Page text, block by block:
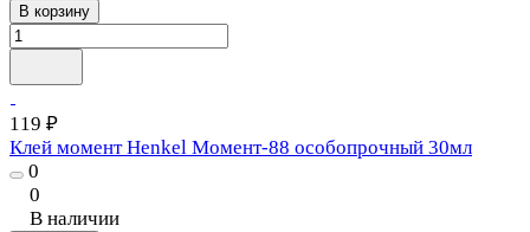
В корзину
119 ₽
Клей момент Henkel Момент-88 особопрочный 30мл
0
0
В наличии